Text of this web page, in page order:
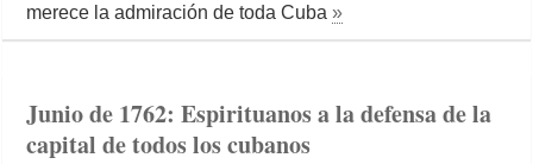
merece la admiración de toda Cuba»
Junio de 1762: Espirituanos a la defensa de la
capital de todos los cubanos